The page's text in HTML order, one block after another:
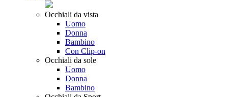
Occhiali da vista
Uomo
Donna
Bambino
Con Clip-on
Occhiali da sole
Uomo
Donna
Bambino